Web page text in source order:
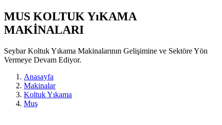
MUS KOLTUK YıKAMA
MAKİNALARI
Seybar Koltuk Yıkama Makinalarının Gelişimine ve Sektöre Yön
Vermeye Devam Ediyor.
Anasayfa
Makinalar
Koltuk Yıkama
Muş